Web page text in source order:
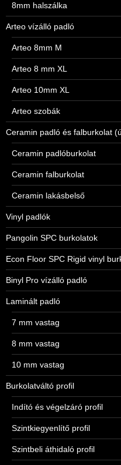
8mm halszálka
Arteo vízálló padló
Arteo 8mm M
Arteo 8 mm XL
Arteo 10mm XL
Arteo szobák
Ceramin padló és falburkolat
Ceramin padlóburkolat
Ceramin falburkolat
Ceramin lakásbelső
Vinyl padlók
Pangolin SPC burkolatok
Econ Floor SPC Rigid vinyl
Binyl Pro vízálló padló
Laminált padló
7 mm vastag
8 mm vastag
10 mm vastag
Burkolatváltó profil
Indító és végelzáró profil
Szintkiegyenlítő profil
Szintbeli áthidaló profil